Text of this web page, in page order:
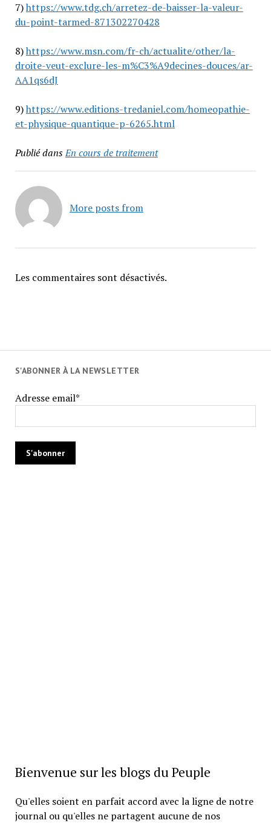
7)https://www.tdg.ch/arretez-de-baisser-la-valeur-
du-point-tarmed-871302270428
8)https://www.msn.com/fr-ch/actualite/other/la-
droite-veut-exclure-les-m%C3%A9decines-douces/ar-
AA1qs6dJ
9)https://www.editions-tredaniel.com/homeopathie-
et-physique-quantique-p-6265.html
Publié dansEn cours de traitement
More posts from
Les commentaires sont désactivés.
S'ABONNER À LA NEWSLETTER
Adresse email*
Bienvenue sur les blogs du Peuple
Qu'elles soient en parfait accord avec la ligne de notre
journal ou qu'elles ne partagent aucune de nos